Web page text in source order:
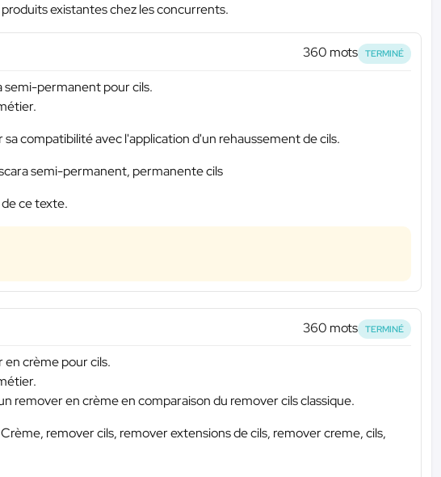
existantes chez les concurrents.
360 mots TERMINÉ
semi-permanent pour cils.
compatibilité avec l'application d'un rehaussement de cils.
semi-permanent, permanente cils
ce texte.
360 mots TERMINÉ
crème pour cils.
remover en crème en comparaison du remover cils classique.
remover cils, remover extensions de cils, remover creme, cils,